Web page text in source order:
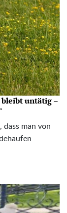
untätig –
dass man von